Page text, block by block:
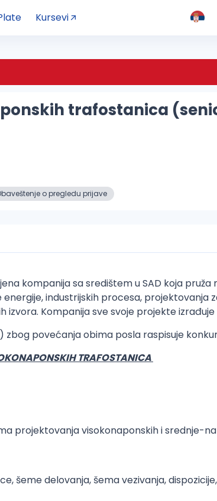
Kursevi
trafostanica
o pregledu prijave
kompanija sa središtem u SAD koja
industrijskih procesa, projektovanja
Kompanija sve svoje projekte
) zbog povećanja obima posla raspisuje
TRAFOSTANICA
projektovanja visokonaponskih i srednje-
šeme delovanja, šema vezivanja,